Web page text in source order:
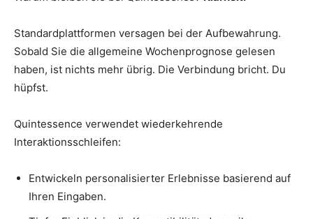
Standardplattformen versagen bei der Aufbewahrung.
Sobald Sie die allgemeine Wochenprognose gelesen
haben, ist nichts mehr übrig. Die Verbindung bricht. Du
hüpfst.
Quintessence verwendet wiederkehrende
Interaktionsschleifen:
Entwickeln personalisierter Erlebnisse basierend auf
Ihren Eingaben.